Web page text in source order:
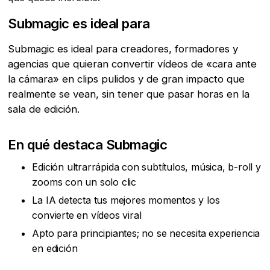
Submagic es ideal para
Submagic es ideal para creadores, formadores y
agencias que quieran convertir vídeos de «cara ante
la cámara» en clips pulidos y de gran impacto que
realmente se vean, sin tener que pasar horas en la
sala de edición.
En qué destaca Submagic
Edición ultrarrápida con subtítulos, música, b-roll y
zooms con un solo clic
La IA detecta tus mejores momentos y los
convierte en vídeos viral
Apto para principiantes; no se necesita experiencia
en edición